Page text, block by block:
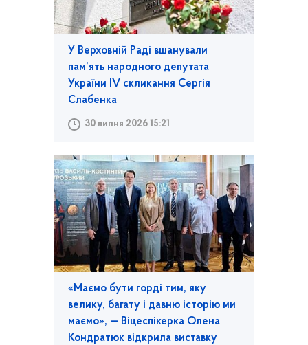
У Верховній Раді вшанували
пам’ять народного депутата
України IV скликання Сергія
Слабенка
30 липня 2026 15:21
«Маємо бути горді тим, яку
велику, багату і давню історію ми
маємо», — Віцеспікерка Олена
Кондратюк відкрила виставку